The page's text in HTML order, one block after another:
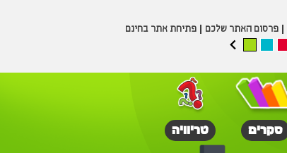
פרסום האתר שלכם פתיחת אתר בחינם
סקרים טריוויה